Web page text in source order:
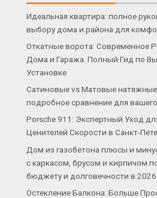
Идеальная квартира: полное
выбору дома и района для
Откатные ворота: Современное
Дома и Гаража. Полный Гид по
Установке
Сатиновые vs Матовые натяжные
подробное сравнение для
Porsche 911: Экспертный Уход
Ценителей Скорости в Санкт-
Дом из газобетона плюсы и
с каркасом, брусом и кирпичом
бюджету и долговечности в 2026
Остекление Балкона: Больше